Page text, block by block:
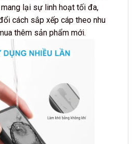
mang lại sự linh hoạt tối đa,
cách sắp xếp cáp theo nhu
thêm sản phẩm mới.